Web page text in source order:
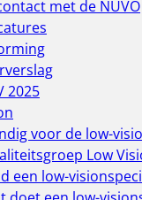
met de NUVO
2025
voor de low-
Low
een low-